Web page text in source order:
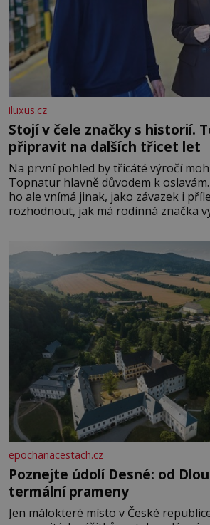
iluxus.cz
Stojí v čele značky s historií.
připravit na dalších třicet let
Na první pohled by třicáté výročí
Topnatur hlavně důvodem k
ho ale vnímá jinak, jako závazek i
rozhodnout, jak má rodinná značka
epochanacestach.cz
Poznejte údolí Desné: od
termální prameny
Jen málokteré místo v České